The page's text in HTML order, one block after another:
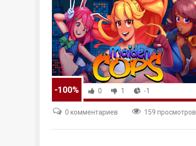
-100% 0 1 -1
0 комментариев 159 просмотров